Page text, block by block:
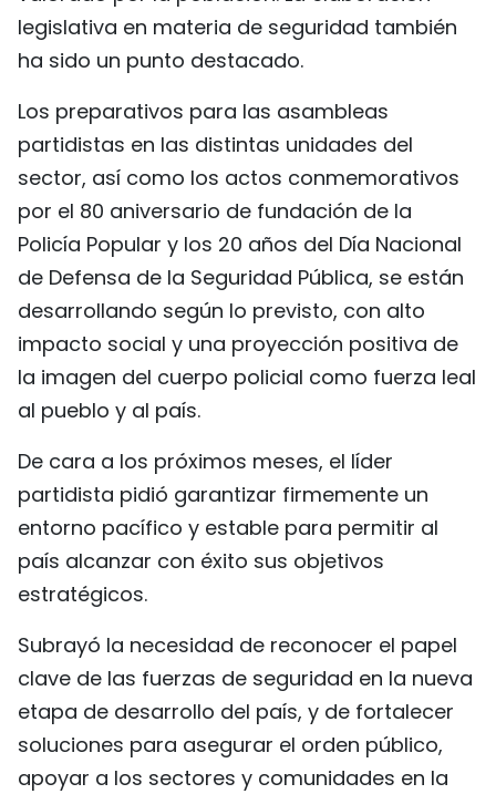
legislativa en materia de seguridad también
ha sido un punto destacado.
Los preparativos para las asambleas
partidistas en las distintas unidades del
sector, así como los actos conmemorativos
por el 80 aniversario de fundación de la
Policía Popular y los 20 años del Día Nacional
de Defensa de la Seguridad Pública, se están
desarrollando según lo previsto, con alto
impacto social y una proyección positiva de
la imagen del cuerpo policial como fuerza leal
al pueblo y al país.
De cara a los próximos meses, el líder
partidista pidió garantizar firmemente un
entorno pacífico y estable para permitir al
país alcanzar con éxito sus objetivos
estratégicos.
Subrayó la necesidad de reconocer el papel
clave de las fuerzas de seguridad en la nueva
etapa de desarrollo del país, y de fortalecer
soluciones para asegurar el orden público,
apoyar a los sectores y comunidades en la